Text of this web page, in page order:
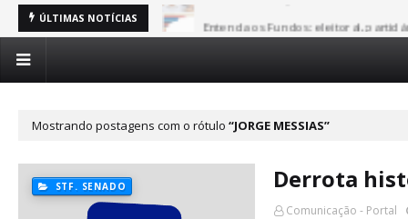
ÚLTIMAS NOTÍCIAS
Mostrando postagens com o rótulo JORGE MESSIAS
STF. SENADO Derrota
Comunicação - Portal